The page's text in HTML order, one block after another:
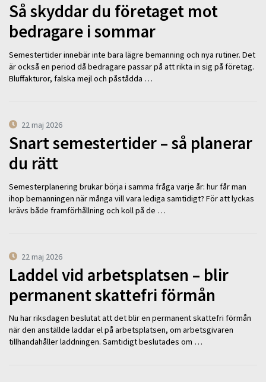
Så skyddar du företaget mot
bedragare i sommar
Semestertider innebär inte bara lägre bemanning och nya rutiner. Det
är också en period då bedragare passar på att rikta in sig på företag.
Bluffakturor, falska mejl och påstådda …
22 maj 2026
Snart semestertider – så planerar
du rätt
Semesterplanering brukar börja i samma fråga varje år: hur får man
ihop bemanningen när många vill vara lediga samtidigt? För att lyckas
krävs både framförhållning och koll på de …
22 maj 2026
Laddel vid arbetsplatsen – blir
permanent skattefri förmån
Nu har riksdagen beslutat att det blir en permanent skattefri förmån
när den anställde laddar el på arbetsplatsen, om arbetsgivaren
tillhandahåller laddningen. Samtidigt beslutades om …